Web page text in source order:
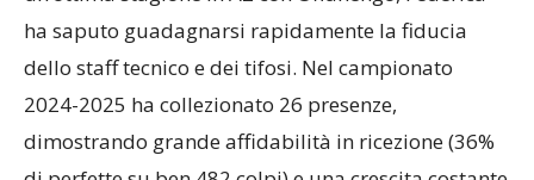
un’ottima stagione in A2 con Offanengo, Federica
ha saputo guadagnarsi rapidamente la fiducia
2024-2025 ha collezionato 26 presenze,